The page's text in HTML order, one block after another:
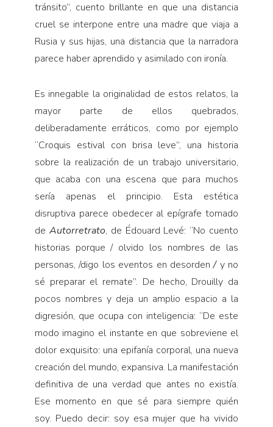
tránsito”, cuento brillante en que una distancia
cruel se interpone entre una madre que viaja a
Rusia y sus hijas, una distancia que la narradora
parece haber aprendido y asimilado con ironía.
Es innegable la originalidad de estos relatos, la
mayor parte de ellos quebrados,
deliberadamente erráticos, como por ejemplo
“Croquis estival con brisa leve”, una historia
sobre la realización de un trabajo universitario,
que acaba con una escena que para muchos
sería apenas el principio. Esta estética
disruptiva parece obedecer al epígrafe tomado
de Autorretrato, de Édouard Levé: “No cuento
historias porque / olvido los nombres de las
personas, /digo los eventos en desorden/ y no
sé preparar el remate”. De hecho, Drouilly da
pocos nombres y deja un amplio espacio a la
digresión, que ocupa con inteligencia: “De este
modo imagino el instante en que sobreviene el
dolor exquisito: una epifanía corporal, una nueva
creación del mundo, expansiva. La manifestación
definitiva de una verdad que antes no existía.
Ese momento en que sé para siempre quién
soy. Puedo decir: soy esa mujer que ha vivido